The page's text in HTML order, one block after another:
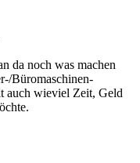
da noch was machen
Büromaschinen-
auch wieviel Zeit, Geld